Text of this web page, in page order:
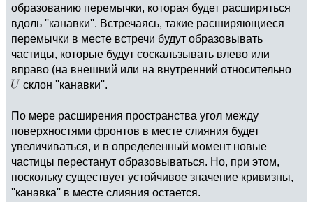
образованию перемычки, которая будет расширяться
вдоль ''канавки''. Встречаясь, такие расширяющиеся
перемычки в месте встречи будут образовывать
частицы, которые будут соскальзывать влево или
вправо (на внешний или на внутренний относительно
склон ''канавки''.
По мере расширения пространства угол между
поверхностями фронтов в месте слияния будет
увеличиваться, и в определенный момент новые
частицы перестанут образовываться. Но, при этом,
поскольку существует устойчивое значение кривизны,
''канавка'' в месте слияния остается.